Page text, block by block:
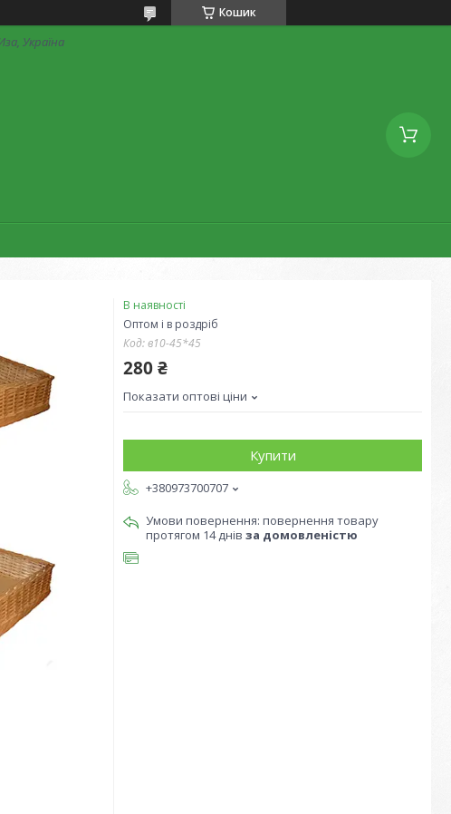
Кошик
Україна
В наявності
Оптом і в роздріб
Код:в10-45*45
280 ₴
Показати оптові ціни
Купити
+380973700707
повернення товару
протягом 14 днів за домовленістю